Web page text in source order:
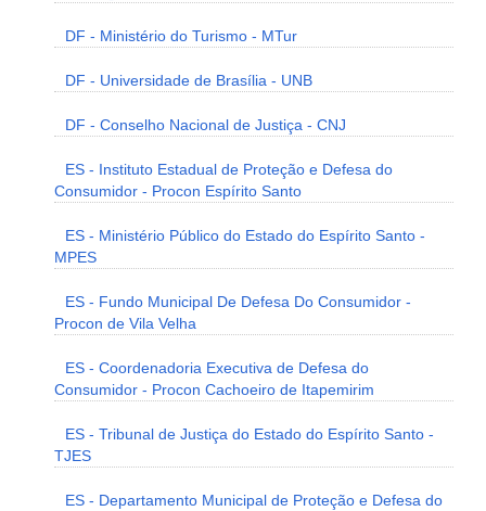
DF - Ministério do Turismo - MTur
DF - Universidade de Brasília - UNB
DF - Conselho Nacional de Justiça - CNJ
ES - Instituto Estadual de Proteção e Defesa do
Consumidor - Procon Espírito Santo
ES - Ministério Público do Estado do Espírito Santo -
MPES
ES - Fundo Municipal De Defesa Do Consumidor -
Procon de Vila Velha
ES - Coordenadoria Executiva de Defesa do
Consumidor - Procon Cachoeiro de Itapemirim
ES - Tribunal de Justiça do Estado do Espírito Santo -
TJES
ES - Departamento Municipal de Proteção e Defesa do